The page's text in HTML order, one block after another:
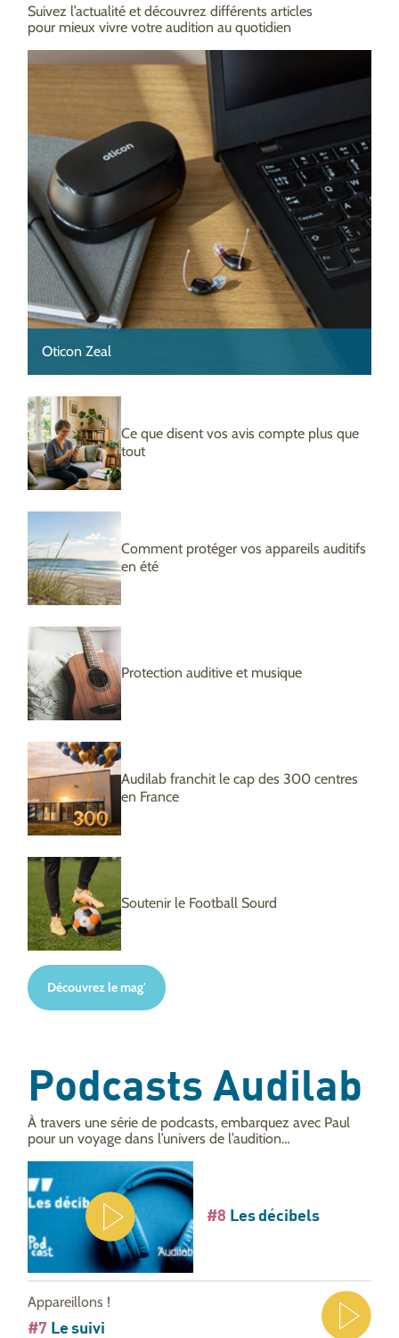
Suivez l’actualité et découvrez différents articles
pour mieux vivre votre audition au quotidien
Oticon Zeal
Ce que disent vos avis compte plus que
tout
Comment protéger vos appareils auditifs
en été
Protection auditive et musique
Audilab franchit le cap des 300 centres
en France
Soutenir le Football Sourd
Découvrez le mag'
Podcasts Audilab
À travers une série de podcasts, embarquez avec Paul
pour un voyage dans l’univers de l’audition…
#8 Les décibels
Appareillons !
#7 Le suivi